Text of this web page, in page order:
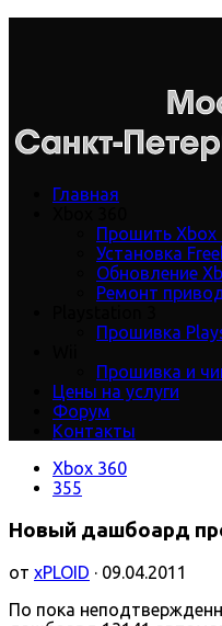
Главная
Прошить Xbox
Установка
Обновление
Ремонт
Прошивка
Прошивка и
Цены на услуги
Форум
Контакты
Xbox 360
355
Новый дашбоард
от xPLOID · 09.04.2011
По пока